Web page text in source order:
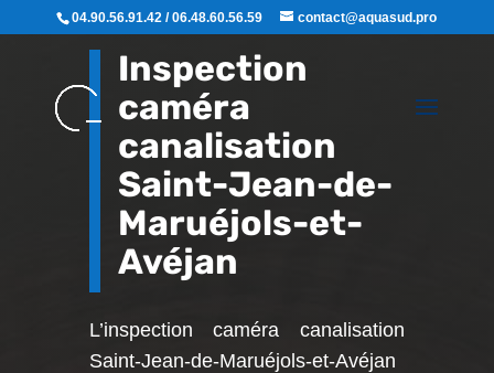
04.90.56.91.42 / 06.48.60.56.59 contact@aquasud.pro
Inspection
caméra
canalisation
Saint-Jean-de-
Maruéjols-et-
Avéjan
L’inspection caméra canalisation
Saint-Jean-de-Maruéjols-et-Avéjan